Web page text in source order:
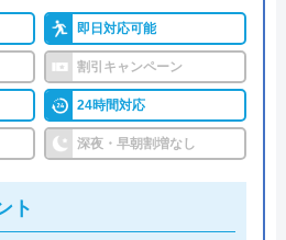
一部地域を除く）
詳細は公式HPでご確認ください
ートセンターがおすすめ
センターは、24時間365日年
す。受付は電話、Web(フォー
しています。Webからの見積
即日対応可能
割引キャンペーン
24時間対応
深夜・早朝割増なし
ト